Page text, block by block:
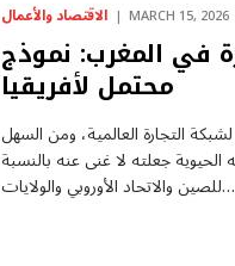
الاقتصاد والأعمال MARCH 15, 2026
في المغرب: نموذج
محتمل لأفريقيا
التجارة العالمية، ومن السهل
جعلته لا غنى عنه بالنسبة
للصين والاتحاد الأوروبي والولايات…